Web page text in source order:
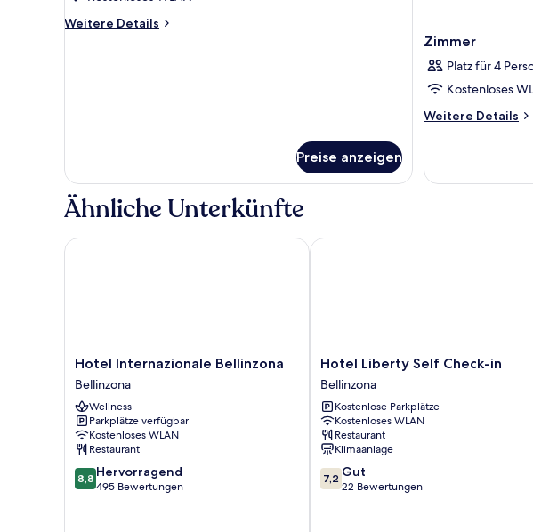
Weitere Details
Weitere
Preise anzeigen
Zimmer
Platz für 4
Kostenloses
Weitere Details
Weitere
Ähnliche Unterkünfte
Hotel
Internazionale
Bellinzona
Bellinzona
Hotel Internazionale Bellinzona
Bellinzona
Wellness
Parkplätze verfügbar
Kostenloses WLAN
Restaurant
8.8
von
8,8 Hervorragend
495 Bewertungen
Hotel Internazionale Bellinzona
Hotel
Liberty
Self
Check-
in
Bellinzona
Hotel Liberty Self Check-in
Bellinzona
Kostenlose Parkplätze
Kostenloses WLAN
Restaurant
Klimaanlage
7.2
von
7,2 Gut
22 Bewertungen
Hotel Liberty Self Check-in